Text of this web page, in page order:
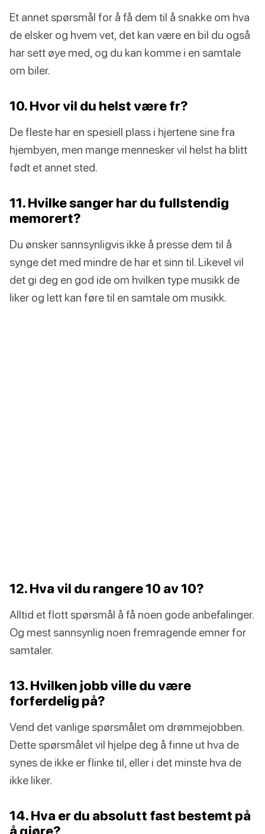
Et annet spørsmål for å få dem til å snakke om hva
de elsker og hvem vet, det kan være en bil du også
har sett øye med, og du kan komme i en samtale
om biler.
10. Hvor vil du helst være fr?
De fleste har en spesiell plass i hjertene sine fra
hjembyen, men mange mennesker vil helst ha blitt
født et annet sted.
11. Hvilke sanger har du fullstendig
memorert?
Du ønsker sannsynligvis ikke å presse dem til å
synge det med mindre de har et sinn til. Likevel vil
det gi deg en god ide om hvilken type musikk de
liker og lett kan føre til en samtale om musikk.
12. Hva vil du rangere 10 av 10?
Alltid et flott spørsmål å få noen gode anbefalinger.
Og mest sannsynlig noen fremragende emner for
samtaler.
13. Hvilken jobb ville du være
forferdelig på?
Vend det vanlige spørsmålet om drømmejobben.
Dette spørsmålet vil hjelpe deg å finne ut hva de
synes de ikke er flinke til, eller i det minste hva de
ikke liker.
14. Hva er du absolutt fast bestemt på